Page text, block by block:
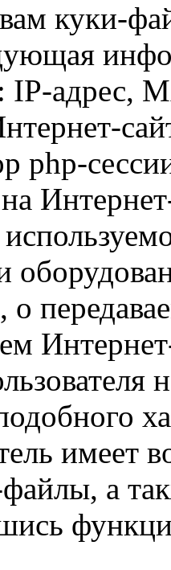
куки-
IP-адрес,
php-
о
имеет
а